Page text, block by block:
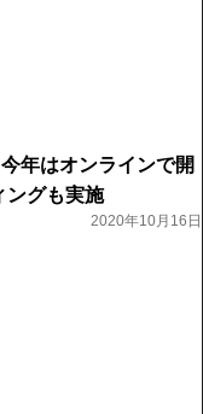
年はオンラインで開
グも実施
2020年10月16日